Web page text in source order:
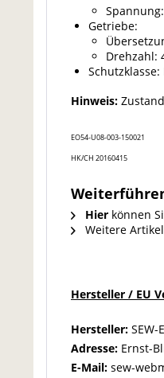
Getriebe:
Drehzahl:
Schutzklasse:
Hinweis:
EO54-U08-003-150021
HK/CH 20160415
Hier können
Weitere
Hersteller / EU
Hersteller: SEW-
Adresse: Ernst-
E-Mail: sew-